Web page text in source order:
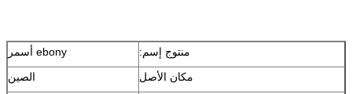
منتوج إسم:
ebony أسمر
مكان الأصل
الصين